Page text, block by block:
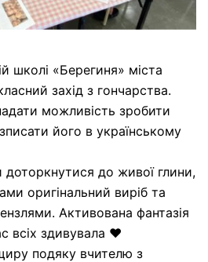
школі «Берегиня» міста
захід з гончарства.
можливість зробити
його в українському
доторкнутися до живої глини,
оригінальний виріб та
Активована фантазія
всіх здивувала ❤️
подяку вчителю з